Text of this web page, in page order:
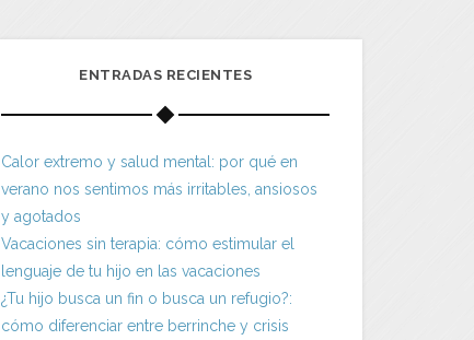
ENTRADAS RECIENTES
Calor extremo y salud mental: por qué en
verano nos sentimos más irritables, ansiosos
y agotados
Vacaciones sin terapia: cómo estimular el
lenguaje de tu hijo en las vacaciones
¿Tu hijo busca un fin o busca un refugio?:
cómo diferenciar entre berrinche y crisis